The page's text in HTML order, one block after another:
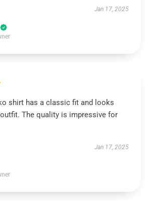
Jan 17, 2025
shirt has a classic fit and looks
The quality is impressive for
Jan 17, 2025